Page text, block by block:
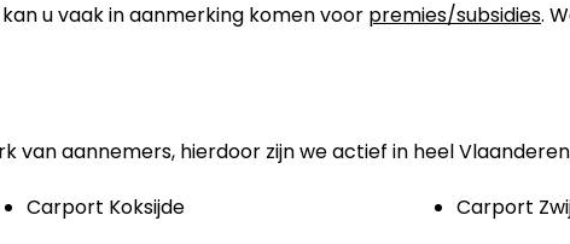
u vaak in aanmerking komen voor premies/subsidies.
van aannemers, hierdoor zijn we actief in heel
Carport Koksijde Carport